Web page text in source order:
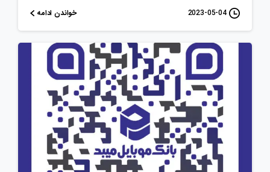
2023-05-04 خواندن ادامه